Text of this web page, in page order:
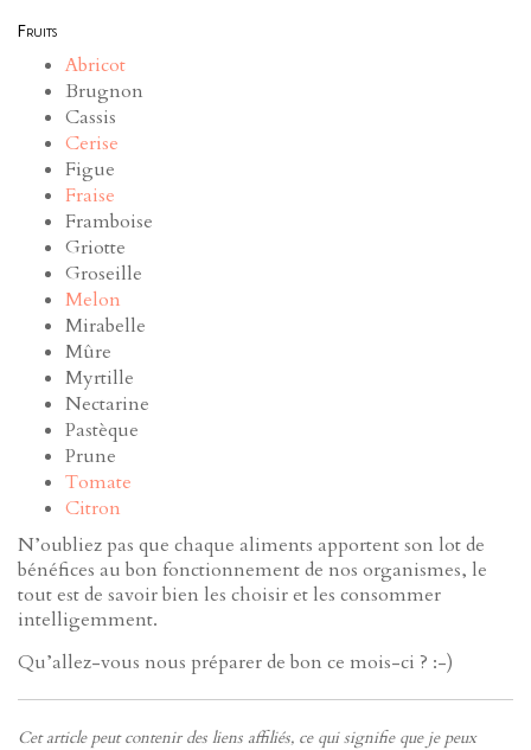
Fruits
Abricot
Brugnon
Cassis
Cerise
Figue
Fraise
Framboise
Griotte
Groseille
Melon
Mirabelle
Mûre
Myrtille
Nectarine
Pastèque
Prune
Tomate
Citron
N’oubliez pas que chaque aliments apportent son lot de
bénéfices au bon fonctionnement de nos organismes, le
tout est de savoir bien les choisir et les consommer
intelligemment.
Qu’allez-vous nous préparer de bon ce mois-ci ? :-)
Cet article peut contenir des liens affiliés, ce qui signifie que je peux